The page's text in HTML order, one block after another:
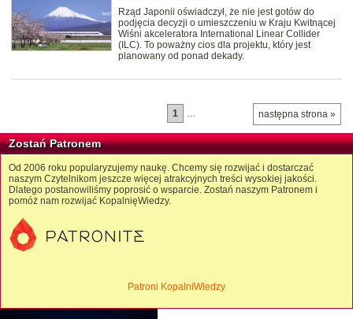
Rząd Japonii oświadczył, że nie jest gotów do
podjęcia decyzji o umieszczeniu w Kraju Kwitnącej
Wiśni akceleratora International Linear Collider
(ILC). To poważny cios dla projektu, który jest
planowany od ponad dekady.
następna strona »
1 …
Zostań Patronem
Od 2006 roku popularyzujemy naukę. Chcemy się rozwijać i dostarczać
naszym Czytelnikom jeszcze więcej atrakcyjnych treści wysokiej jakości.
Dlatego postanowiliśmy poprosić o wsparcie. Zostań naszym Patronem i
pomóż nam rozwijać KopalnięWiedzy.
Patroni KopalniWiedzy